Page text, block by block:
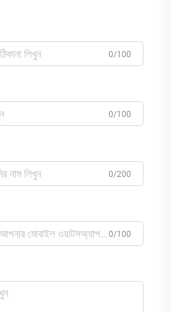
0/100
0/100
0/200
0/100